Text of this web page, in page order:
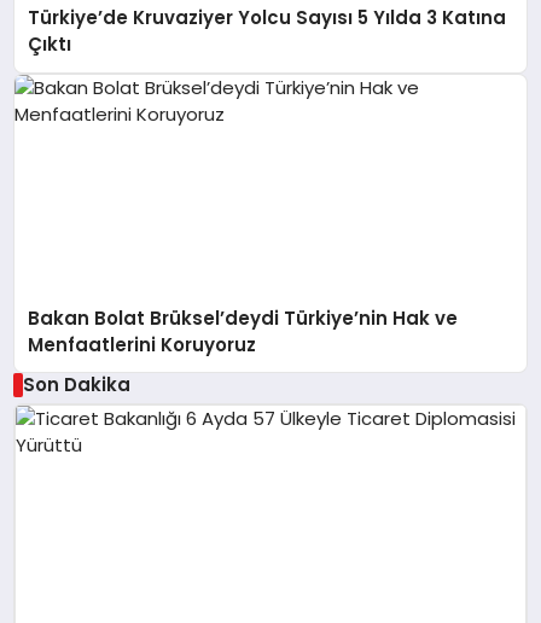
Türkiye’de Kruvaziyer Yolcu Sayısı 5 Yılda 3 Katına
Çıktı
Bakan Bolat Brüksel’deydi Türkiye’nin Hak ve
Menfaatlerini Koruyoruz
Son Dakika